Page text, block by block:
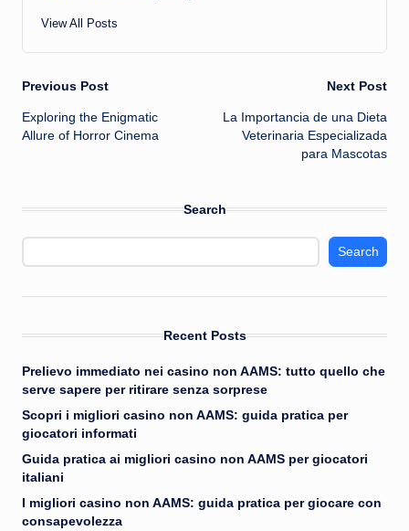
View All Posts
Post
navigation
Previous Post
Exploring the Enigmatic
Allure of Horror Cinema
Next Post
La Importancia de una Dieta
Veterinaria Especializada
para Mascotas
Search
Search
Recent Posts
Prelievo immediato nei casino non AAMS: tutto quello che
serve sapere per ritirare senza sorprese
Scopri i migliori casino non AAMS: guida pratica per
giocatori informati
Guida pratica ai migliori casino non AAMS per giocatori
italiani
I migliori casino non AAMS: guida pratica per giocare con
consapevolezza